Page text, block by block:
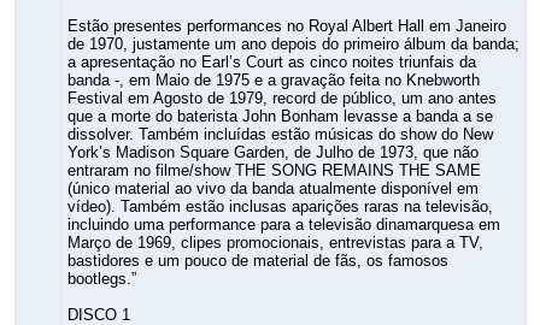
Estão presentes performances no Royal Albert Hall em Janeiro
de 1970, justamente um ano depois do primeiro álbum da banda;
a apresentação no Earl’s Court as cinco noites triunfais da
banda -, em Maio de 1975 e a gravação feita no Knebworth
Festival em Agosto de 1979, record de público, um ano antes
que a morte do baterista John Bonham levasse a banda a se
dissolver. Também incluídas estão músicas do show do New
York’s Madison Square Garden, de Julho de 1973, que não
entraram no filme/show THE SONG REMAINS THE SAME
(único material ao vivo da banda atualmente disponível em
vídeo). Também estão inclusas aparições raras na televisão,
incluindo uma performance para a televisão dinamarquesa em
Março de 1969, clipes promocionais, entrevistas para a TV,
bastidores e um pouco de material de fãs, os famosos
bootlegs.”
DISCO 1